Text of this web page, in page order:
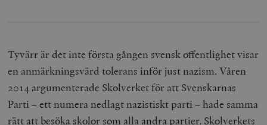
Tyvärr är det inte första gången svensk offentlighet visar
en anmärkningsvärd tolerans inför just nazism. Våren
2014 argumenterade Skolverket för att Svenskarnas
Parti – ett numera nedlagt nazistiskt parti – hade samma
rätt att besöka skolor som alla andra partier. Skolverkets